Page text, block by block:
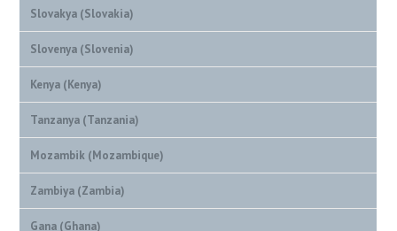
Slovakya (Slovakia)
Slovenya (Slovenia)
Kenya (Kenya)
Tanzanya (Tanzania)
Mozambik (Mozambique)
Zambiya (Zambia)
Gana (Ghana)